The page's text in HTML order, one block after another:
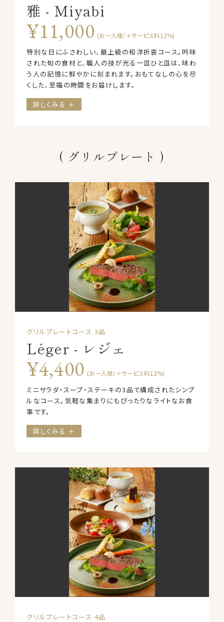
雅 - Miyabi
¥11,000 (お一人様/＋サービス料12%)
特別な日にふさわしい、最上級の和洋折衷コース。吟味
された旬の食材と、職人の技が光る一皿ひと皿は、味わ
う人の記憶に鮮やかに刻まれます。おもてなしの心を尽
くした、至福の時間をお届けします。
詳しくみる ＋
グリルプレート
グリルプレートコース 3品
Léger - レジェ
¥4,400 (お一人様/＋サービス料12%)
ミニサラダ・スープ・ステーキの3品で構成されたシンプ
ルなコース。気軽な集まりにもぴったりなライトなお食
事です。
詳しくみる ＋
グリルプレートコース 4品